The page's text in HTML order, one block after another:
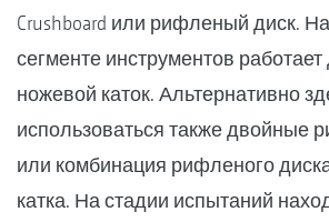
Crushboard или рифленый диск.
сегменте инструментов
ножевой каток. Альтернативно
использоваться также двойные
или комбинация рифленого
катка. На стадии испытаний